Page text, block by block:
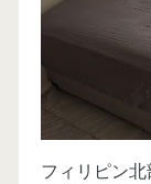
フィリピン